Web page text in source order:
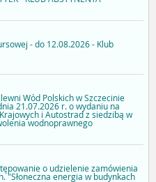
- do 12.08.2026 - Klub
Wód Polskich w Szczecinie
21.07.2026 r. o wydaniu na
i Autostrad z siedzibą w
wodnoprawnego
o udzielenie zamówienia
"Słoneczna energia w budynkach